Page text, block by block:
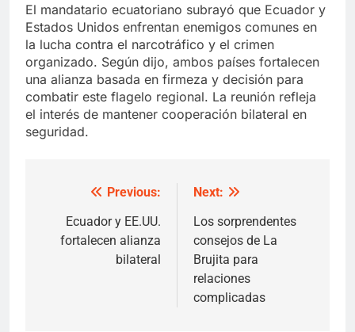
El mandatario ecuatoriano subrayó que Ecuador y
Estados Unidos enfrentan enemigos comunes en
la lucha contra el narcotráfico y el crimen
organizado. Según dijo, ambos países fortalecen
una alianza basada en firmeza y decisión para
combatir este flagelo regional. La reunión refleja
el interés de mantener cooperación bilateral en
seguridad.
navigation
Previous:
Ecuador y EE.UU.
fortalecen alianza
bilateral
Next:
Los sorprendentes
consejos de La
Brujita para
relaciones
complicadas